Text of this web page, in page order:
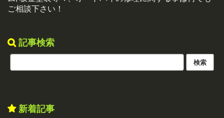
ご相談下さい！
記事検索
新着記事